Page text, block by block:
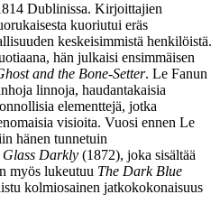
Dublinissa. Kirjoittajien
kuoriutui eräs
keskeisimmistä henkilöistä.
hän julkaisi ensimmäisen
and the Bone-Setter. Le Fanun
linnoja, haudantakaisia
elementtejä, jotka
visioita. Vuosi ennen Le
hänen tunnetuin
Glass Darkly (1872), joka sisältää
myös lukeutuu The Dark Blue
kolmiosainen jatkokokonaisuus